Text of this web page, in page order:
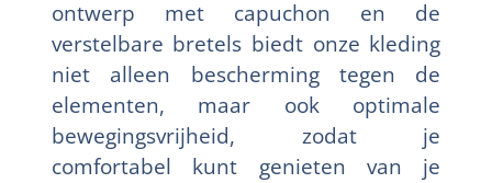
ontwerp met capuchon en de
verstelbare bretels biedt onze kleding
niet alleen bescherming tegen de
elementen, maar ook optimale
bewegingsvrijheid, zodat je
comfortabel kunt genieten van je